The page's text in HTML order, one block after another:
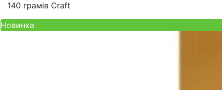
140 грамів Craft
Новинка